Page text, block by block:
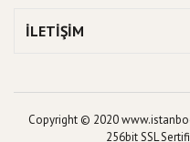
İLETİŞİM
Copyright © 2020
256bit SSL